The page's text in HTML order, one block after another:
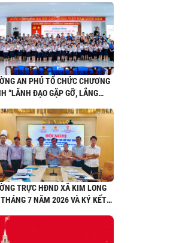
QUY CHẾ PHỐI HỢP CÔNG TÁC
KỲ 2026 - 2031
AN PHÚ TỔ CHỨC CHƯƠNG
“LÃNH ĐẠO GẶP GỠ, LẮNG
TRỰC HĐND XÃ KIM LONG
7 NĂM 2026 VÀ KÝ KẾT